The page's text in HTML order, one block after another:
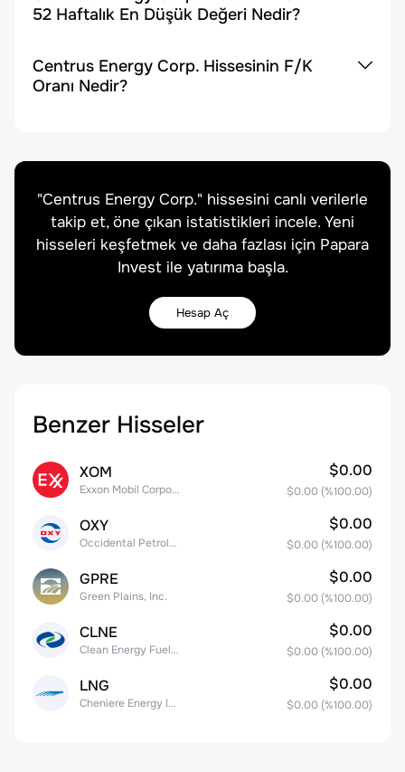
52 Haftalık En Düşük Değeri Nedir?
Centrus Energy Corp. Hissesinin F/K
Oranı Nedir?
"Centrus Energy Corp." hissesini canlı verilerle
takip et, öne çıkan istatistikleri incele. Yeni
hisseleri keşfetmek ve daha fazlası için Papara
Invest ile yatırıma başla.
Hesap Aç
Benzer Hisseler
XOM
Exxon Mobil Corporation
$0.00
$0.00 (%100.00)
OXY
Occidental Petroleum Corporation
$0.00
$0.00 (%100.00)
GPRE
Green Plains, Inc.
$0.00
$0.00 (%100.00)
CLNE
Clean Energy Fuels Corp.
$0.00
$0.00 (%100.00)
LNG
Cheniere Energy Inc
$0.00
$0.00 (%100.00)